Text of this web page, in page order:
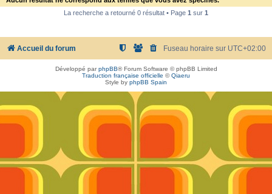
e
La recherche a retourné 0 résultat • Page 1 sur 1
Accueil du forum Fuseau horaire sur UTC+02:00
Développé parphpBB® Forum Software © phpBB Limited
Traduction française officielle ©Qiaeru
Style by phpBB Spain